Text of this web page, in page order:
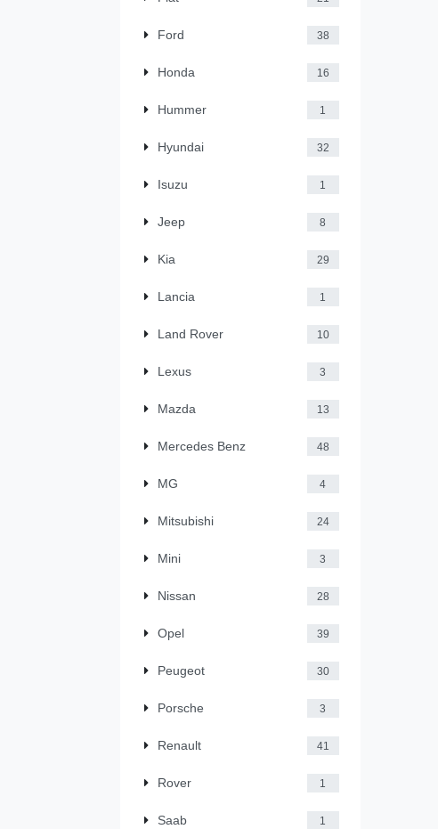
Ford 38
Honda 16
Hummer 1
Hyundai 32
Isuzu 1
Jeep 8
Kia 29
Lancia 1
Land Rover 10
Lexus 3
Mazda 13
Mercedes Benz 48
MG 4
Mitsubishi 24
Mini 3
Nissan 28
Opel 39
Peugeot 30
Porsche 3
Renault 41
Rover 1
Saab 1